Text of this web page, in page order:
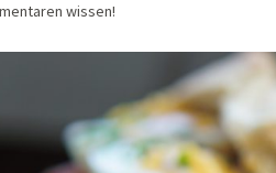
wissen!